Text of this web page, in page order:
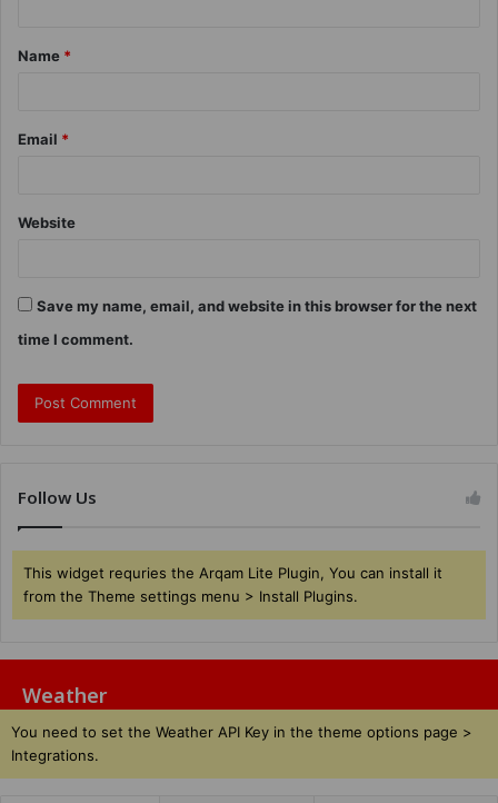
Name *
Email *
Website
Save my name, email, and website in this browser for the next
time I comment.
Follow Us
This widget requries the Arqam Lite Plugin, You can install it
from the Theme settings menu > Install Plugins.
Weather
You need to set the Weather API Key in the theme options page >
Integrations.